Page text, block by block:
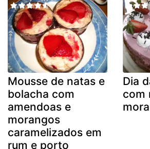
Mousse de natas e
bolacha com
amendoas e
morangos
caramelizados em
rum e porto
Dia
com